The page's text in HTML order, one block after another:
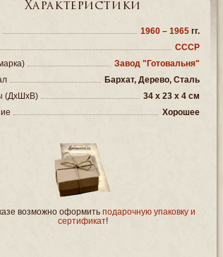
Характеристики
1960 – 1965 гг.
СССР
Завод "Готовальня"
Бархат, Дерево, Сталь
(ДxШxВ)
34 x 23 x 4 см
Хорошее
возможно оформить подарочную упаковку и
сертификат!